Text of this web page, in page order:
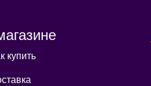
купить